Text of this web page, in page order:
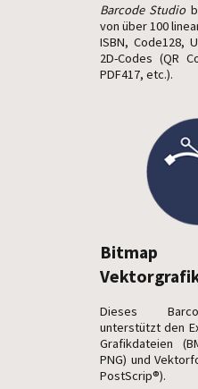
Barcode Studio
von über 100
ISBN, Code128,
2D-Codes (QR
PDF417, etc.).
Dieses
unterstützt den
Grafikdateien
PNG) und
PostScrip®).